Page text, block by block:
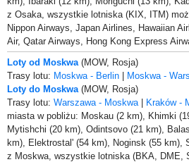
z Osaka, wszystkie lotniska (KIX, ITM)
Nippon Airways, Japan Airlines, Hawaiian
Air, Qatar Airways, Hong Kong Express
Loty od Moskwa (MOW, Rosja)
Trasy lotu: Moskwa - Berlin | Moskwa -
Loty do Moskwa (MOW, Rosja)
Trasy lotu: Warszawa - Moskwa | Kraków -
miasta w pobliżu: Moskau (2 km), Khimki
Mytishchi (20 km), Odintsovo (21 km),
km), Elektrostal' (54 km), Noginsk (55 km),
z Moskwa, wszystkie lotniska (BKA, DME,